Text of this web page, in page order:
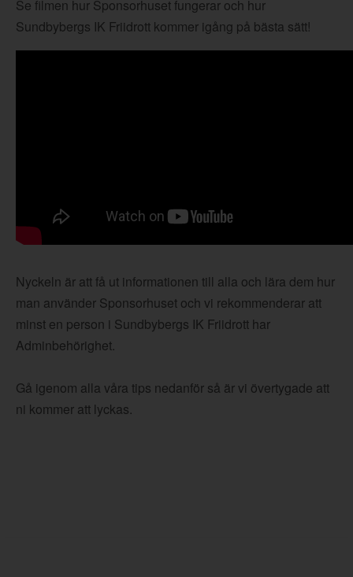
Se filmen hur Sponsorhuset fungerar och hur
Sundbybergs IK Friidrott kommer igång på bästa sätt!
Nyckeln är att få ut informationen till alla och lära dem hur
man använder Sponsorhuset och vi rekommenderar att
minst en person i Sundbybergs IK Friidrott har
Adminbehörighet.
Gå igenom alla våra tips nedanför så är vi övertygade att
ni kommer att lyckas.